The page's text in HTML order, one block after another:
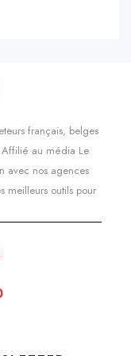
français, belges
Affilié au média Le
avec nos agences
meilleurs outils pour